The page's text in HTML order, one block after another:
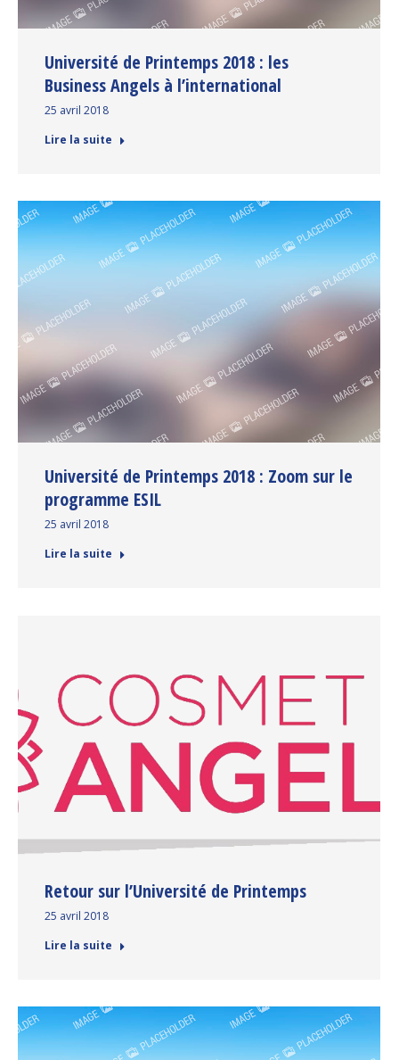
Université de Printemps 2018 : les
Business Angels à l’international
25 avril 2018
Lire la suite
Université de Printemps 2018 : Zoom sur le
programme ESIL
25 avril 2018
Lire la suite
Retour sur l’Université de Printemps
25 avril 2018
Lire la suite